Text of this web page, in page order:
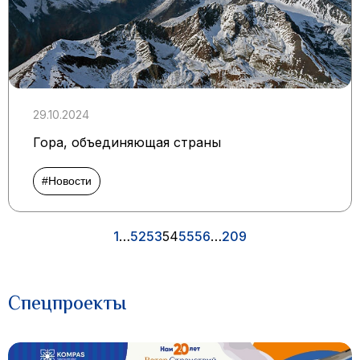
29.10.2024
Гора, объединяющая страны
#Новости
1…5253545556…209
Спецпроекты